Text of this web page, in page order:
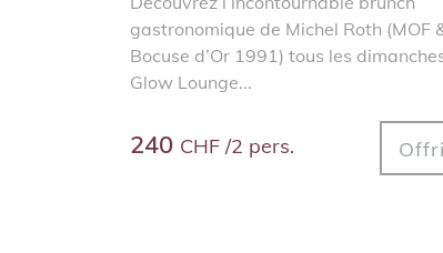
gastronomique de Michel Roth (MOF
Bocuse d’Or 1991) tous les
Glow Lounge...
240 CHF /2 pers.